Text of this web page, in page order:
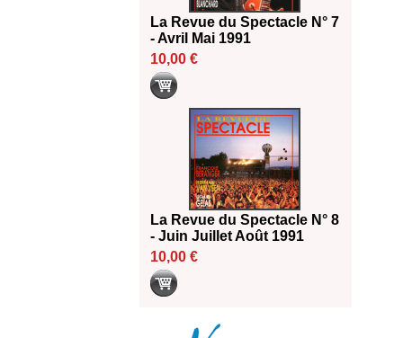
La Revue du Spectacle N° 7
- Avril Mai 1991
10,00 €
La Revue du Spectacle N° 8
- Juin Juillet Août 1991
10,00 €